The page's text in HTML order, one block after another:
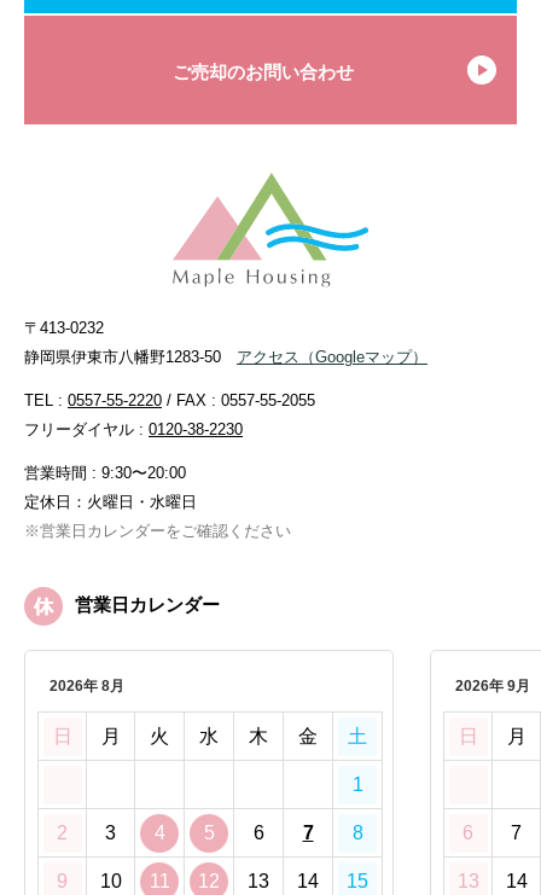
ご売却のお問い合わせ
〒413-0232
静岡県伊東市八幡野1283-50
アクセス （Googleマップ）
TEL : 0557-55-2220 / FAX : 0557-55-2055
フリーダイヤル : 0120-38-2230
営業時間 : 9:30〜20:00
定休日：火曜日・水曜日
※営業日カレンダーをご確認ください
営業日カレンダー
2026年 8月
日 月 火 水 木 金 土
1
2 3 4 5 6 7 8
9 10 11 12 13 14 15
2026年 9月
日 月
6 7
13 14